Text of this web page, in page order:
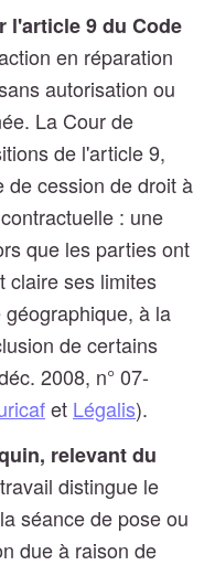
l'article 9 du Code
en réparation
autorisation ou
La Cour de
de l'article 9,
de cession de droit à
: une
que les parties ont
claire ses limites
à la
de certains
2008, n° 07-
et Légalis).
relevant du
distingue le
séance de pose ou
due à raison de